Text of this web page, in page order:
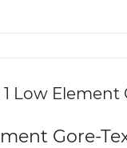
Low Element
Gore-